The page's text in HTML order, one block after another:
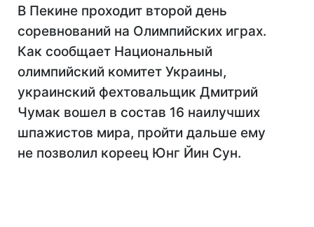
В Пекине проходит второй день
соревнований на Олимпийских играх.
Как сообщает Национальный
олимпийский комитет Украины,
украинский фехтовальщик Дмитрий
Чумак вошел в состав 16 наилучших
шпажистов мира, пройти дальше ему
не позволил кореец Юнг Йин Сун.